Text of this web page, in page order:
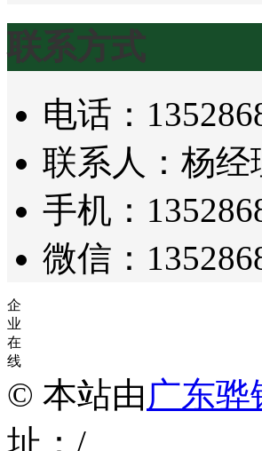
联系方式
电话：
联系人：杨经
手机：
微信：
企
业
在
线
© 本站由 广东
址：/